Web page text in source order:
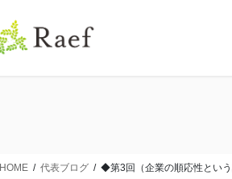
HOME 代表ブログ ◆第3回（企業の順応性という